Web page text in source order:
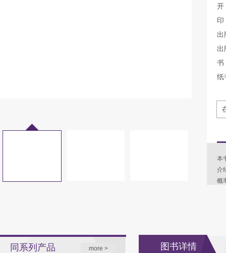
出
出
纸
本
介
概
同系列产品 more > 图书详情